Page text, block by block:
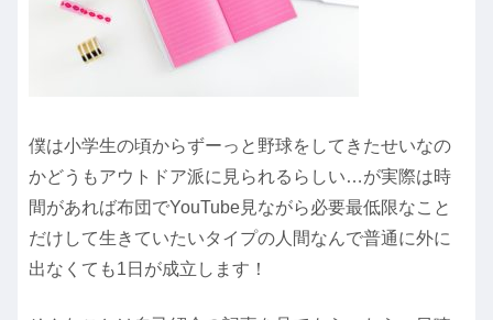
僕は小学生の頃からずーっと野球をしてきたせいなの
かどうもアウトドア派に見られるらしい…が実際は時
間があれば布団でYouTube見ながら必要最低限なこと
だけして生きていたいタイプの人間なんで普通に外に
出なくても1日が成立します！